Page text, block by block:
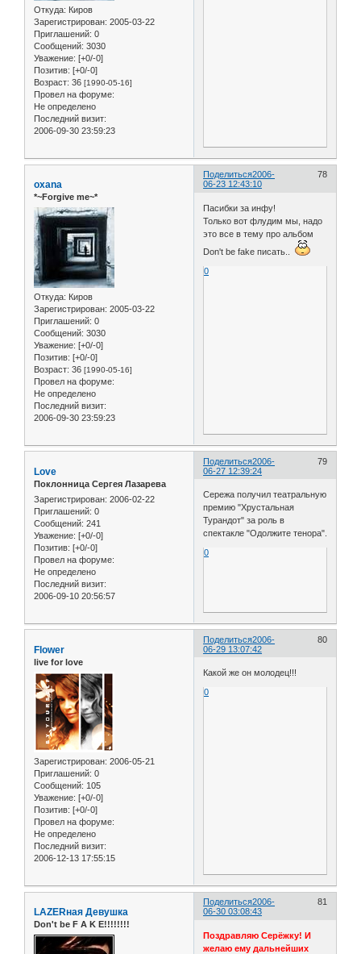
Откуда: Киров
Зарегистрирован: 2005-03-22
Приглашений: 0
Сообщений: 3030
Уважение: [+0/-0]
Позитив: [+0/-0]
Возраст: 36 [1990-05-16]
Провел на форуме:
Не определено
Последний визит:
2006-09-30 23:59:23
Поделиться 78
2006-
06-23 12:43:10
oxana
*~Forgive me~*
Откуда: Киров
Зарегистрирован: 2005-03-22
Приглашений: 0
Сообщений: 3030
Уважение: [+0/-0]
Позитив: [+0/-0]
Возраст: 36 [1990-05-16]
Провел на форуме:
Не определено
Последний визит:
2006-09-30 23:59:23
Пасибки за инфу!
Только вот флудим мы, надо
это все в тему про альбом
Don't be fake писать..
0
Поделиться 79
2006-
06-27 12:39:24
Love
Поклонница Сергея Лазарева
Зарегистрирован: 2006-02-22
Приглашений: 0
Сообщений: 241
Уважение: [+0/-0]
Позитив: [+0/-0]
Провел на форуме:
Не определено
Последний визит:
2006-09-10 20:56:57
Сережа получил театральную
премию "Хрустальная
Турандот" за роль в
спектакле "Одолжите тенора".
0
Поделиться 80
2006-
06-29 13:07:42
Flower
live for love
Зарегистрирован: 2006-05-21
Приглашений: 0
Сообщений: 105
Уважение: [+0/-0]
Позитив: [+0/-0]
Провел на форуме:
Не определено
Последний визит:
2006-12-13 17:55:15
Какой же он молодец!!!
0
Поделиться 81
2006-
06-30 03:08:43
LAZERная Девушка
Don't be F A K E!!!!!!!!
Поздравляю Серёжку! И
желаю ему дальнейших